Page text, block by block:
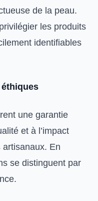
de la peau.
les produits
identifiables
une garantie
et à l’impact
En
se distinguent par